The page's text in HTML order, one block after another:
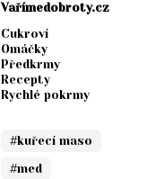
Vařímedobroty.cz
Cukroví
Omáčky
Předkrmy
Recepty
Rychlé pokrmy
#kuřecí maso
#med